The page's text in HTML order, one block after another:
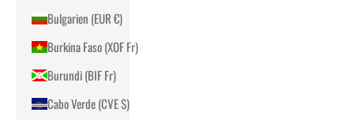
Bulgarien (EUR €)
Burkina Faso (XOF Fr)
Burundi (BIF Fr)
Cabo Verde (CVE $)